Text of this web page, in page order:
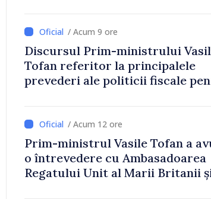
/ Acum 9 ore
Discursul Prim-ministrului
Tofan referitor la principalele
prevederi ale politicii fiscale
/ Acum 12 ore
Prim-ministrul Vasile Tofan a
o întrevedere cu Ambasadoarea
Regatului Unit al Marii Britanii